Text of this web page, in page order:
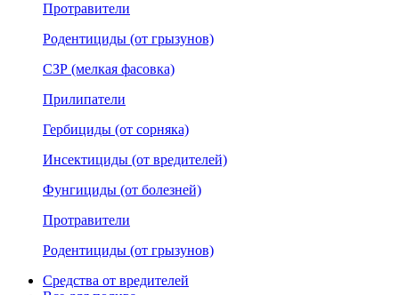
Протравители
Родентициды (от грызунов)
СЗР (мелкая фасовка)
Прилипатели
Гербициды (от сорняка)
Инсектициды (от вредителей)
Фунгициды (от болезней)
Протравители
Родентициды (от грызунов)
Средства от вредителей